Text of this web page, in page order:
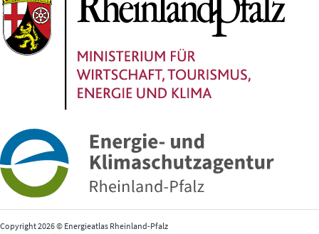
Copyright 2026 © Energieatlas Rheinland-Pfalz